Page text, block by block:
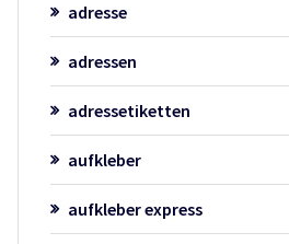
adresse
adressen
adressetiketten
aufkleber
aufkleber express